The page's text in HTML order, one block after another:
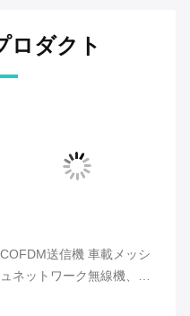
ロダクト
COFDM送信機 車載メッシ
ュネットワーク無線機、2U